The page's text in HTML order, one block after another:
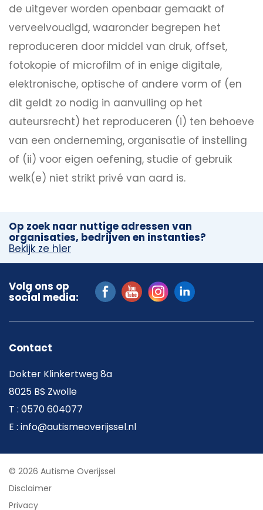
de uitgever worden openbaar gemaakt of
verveelvoudigd, waaronder begrepen het
reproduceren door middel van druk, offset,
fotokopie of microfilm of in enige digitale,
elektronische, optische of andere vorm of (en
dit geldt zo nodig in aanvulling op het
auteursrecht) het reproduceren (i) ten behoeve
van een onderneming, organisatie of instelling
of (ii) voor eigen oefening, studie of gebruik
welk(e) niet strikt privé van aard is.
Op zoek naar nuttige adressen van
organisaties, bedrijven en instanties?
Bekijk ze hier
Volg ons op
social media:
Contact
Dokter Klinkertweg 8a
8025 BS Zwolle
T : 0570 604077
E : info@autismeoverijssel.nl
© 2026 Autisme Overijssel
Disclaimer
Privacy